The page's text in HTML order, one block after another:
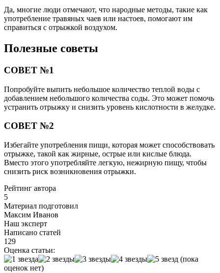
Да, многие люди отмечают, что народные методы, такие как
употребление травяных чаев или настоев, помогают им
справиться с отрыжкой воздухом.
Полезные советы
СОВЕТ №1
Попробуйте выпить небольшое количество теплой воды с
добавлением небольшого количества соды. Это может помочь
устранить отрыжку и снизить уровень кислотности в желудке.
СОВЕТ №2
Избегайте употребления пищи, которая может способствовать
отрыжке, такой как жирные, острые или кислые блюда.
Вместо этого употребляйте легкую, нежирную пищу, чтобы
снизить риск возникновения отрыжки.
Рейтинг автора
5
Материал подготовил
Максим Иванов
Наш эксперт
Написано статей
129
Оценка статьи:
(пока
оценок нет)